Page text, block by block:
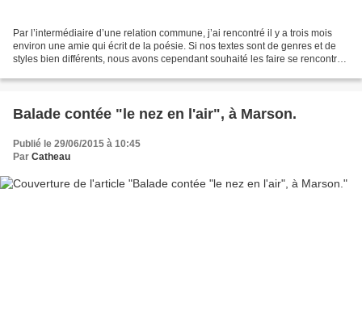
Par l’intermédiaire d’une relation commune, j’ai rencontré il y a trois mois
environ une amie qui écrit de la poésie. Si nos textes sont de genres et de
styles bien différents, nous avons cependant souhaité les faire se rencontrer
Balade contée "le nez en l'air", à Marson.
Publié le 29/06/2015 à 10:45
Par Catheau